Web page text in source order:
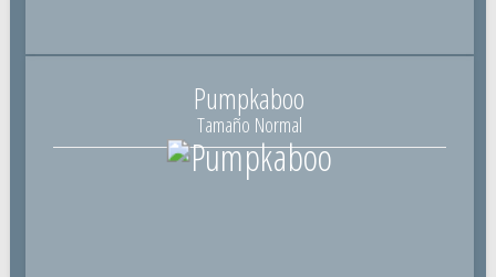
Pumpkaboo
Tamaño Normal